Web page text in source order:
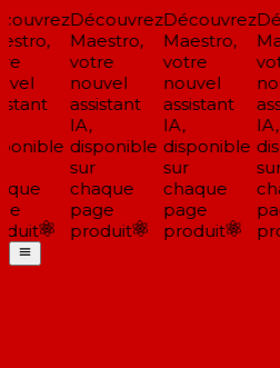
Découvrez
Maestro,
votre
nouvel
assistant
IA,
disponible
sur
chaque
page
produit
Découvrez
Maestro,
votre
nouvel
assistant
IA,
disponible
sur
chaque
page
produit
IA,
sur